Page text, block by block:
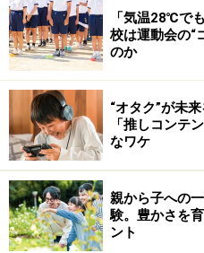
漢字の書き順やと
「柔軟に」
もちろん、いい加減なやり
解だったようなものは、不
す。また、「算数（数学）
系の教科は、決められたや
があり、一定のルールに従
どもが育つ中では、そうし
「気温28℃で
校は運動会の“
のか
“オタク”が未
「推しコンテ
なワケ
親から子への
験。豊かさを
ント